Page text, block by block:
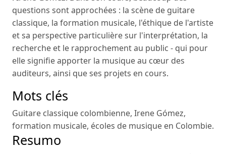
questions sont approchées : la scène de guitare
classique, la formation musicale, l'éthique de l'artiste
et sa perspective particulière sur l'interprétation, la
recherche et le rapprochement au public - qui pour
elle signifie apporter la musique au cœur des
auditeurs, ainsi que ses projets en cours.
Mots clés
Guitare classique colombienne, Irene Gómez,
formation musicale, écoles de musique en Colombie.
Resumo